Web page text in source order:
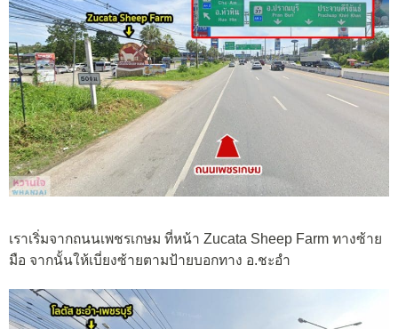
เราเริ่มจากถนนเพชรเกษม ที่หน้า Zucata Sheep Farm ทางซ้าย
มือ จากนั้นให้เบี่ยงซ้ายตามป้ายบอกทาง อ.ชะอำ